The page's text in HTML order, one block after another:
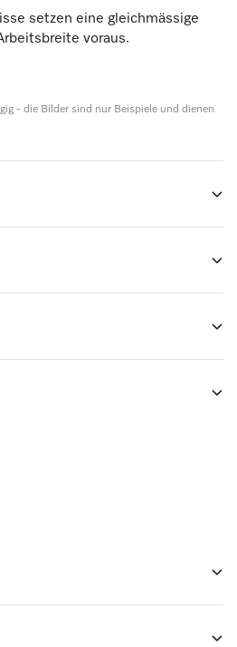
setzen eine gleichmässige
voraus.
- die Bilder sind nur Beispiele und dienen